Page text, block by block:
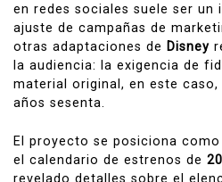
en redes sociales suele ser un
ajuste de campañas de
otras adaptaciones de Disney
la audiencia: la exigencia de
material original, en este
años sesenta.
El proyecto se posiciona
el calendario de estrenos de
revelado detalles sobre el